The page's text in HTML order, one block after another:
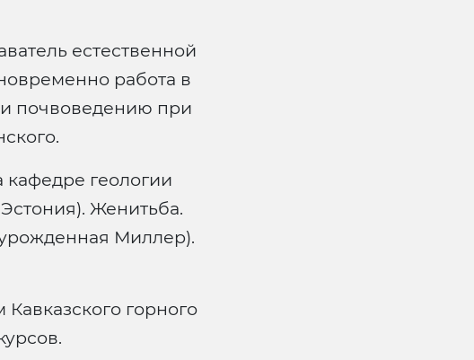
естественной
работа в
и почвоведению при
кафедре геологии
Женитьба.
Миллер).
горного